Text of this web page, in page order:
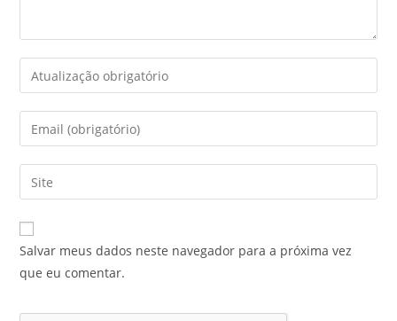
Salvar meus dados neste navegador para a próxima vez
que eu comentar.